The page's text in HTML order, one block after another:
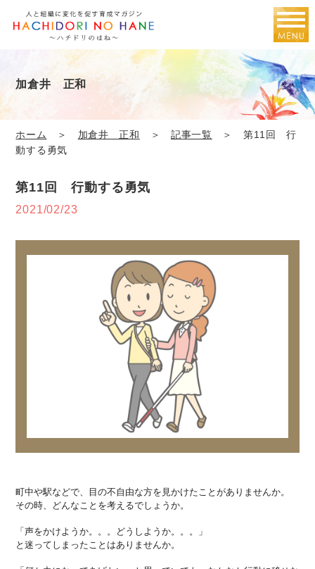
加倉井 正和
ホーム ＞ 加倉井 正和 ＞ 記事一覧 ＞ 第11回 行
動する勇気
第11回 行動する勇気
2021/02/23
町中や駅などで、目の不自由な方を見かけたことがありませんか。
その時、どんなことを考えるでしょうか。
「声をかけようか。。。どうしようか。。。」
と迷ってしまったことはありませんか。